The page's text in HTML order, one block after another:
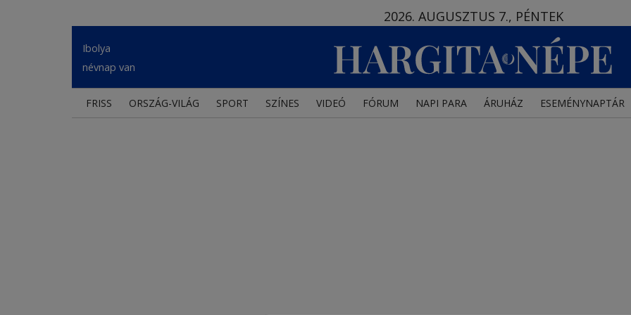
2026. AUGUSZTUS 7., PÉNTEK
Ibolya
névnap van
FRISS ORSZÁG-VILÁG SPORT SZÍNES VIDEÓ FÓRUM NAPI PARA ÁRUHÁZ ESEMÉNYNAPTÁR